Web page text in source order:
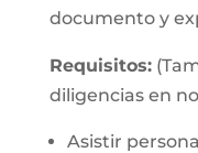
documento y
Requisitos:
diligencias en
Asistir